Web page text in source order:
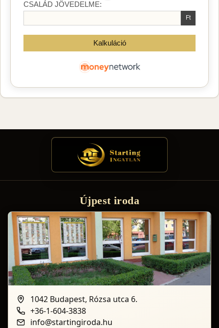
Újpest iroda
1042 Budapest, Rózsa utca 6.
+36-1-604-3838
info@startingiroda.hu